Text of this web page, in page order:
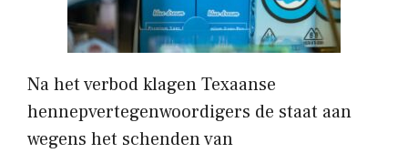
Na het verbod klagen Texaanse
hennepvertegenwoordigers de staat aan
wegens het schenden van